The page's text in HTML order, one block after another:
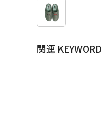
関連 KEYWORD